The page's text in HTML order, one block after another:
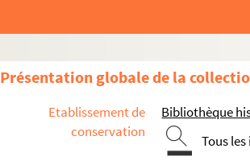
Présentation globale de la
Etablissement de
conservation
Bibliothèque
Tous
4-AFF-002750-(57). La légende
4-AFF-002750-(59). Made in
4-AFF-002750-(60). Le